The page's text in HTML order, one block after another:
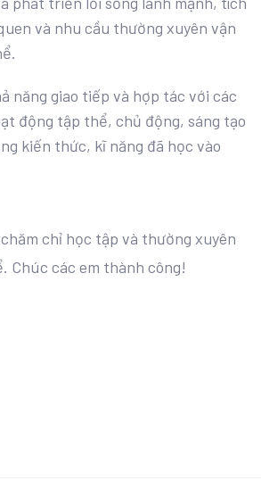
và nhu cầu thường xuyên vận
năng giao tiếp và hợp tác với các
động tập thể, chủ động, sáng tạo
kiến thức, kĩ năng đã học vào
chỉ học tập và thường xuyên
Chúc các em thành công!